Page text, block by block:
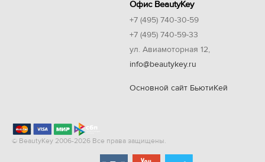
Офис BeautyKey
+7 (495) 740-30-59
+7 (495) 740-59-33
ул. Авиамоторная 12,
info@beautykey.ru
Основной сайт БьютиКей
© BeautyKey 2006-2026 Все права защищены.